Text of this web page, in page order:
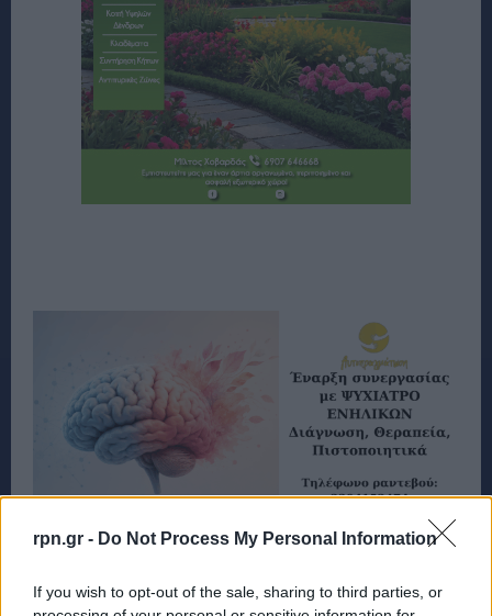
rpn.gr - Do Not Process My Personal Information
If you wish to opt-out of the sale, sharing to third parties, or